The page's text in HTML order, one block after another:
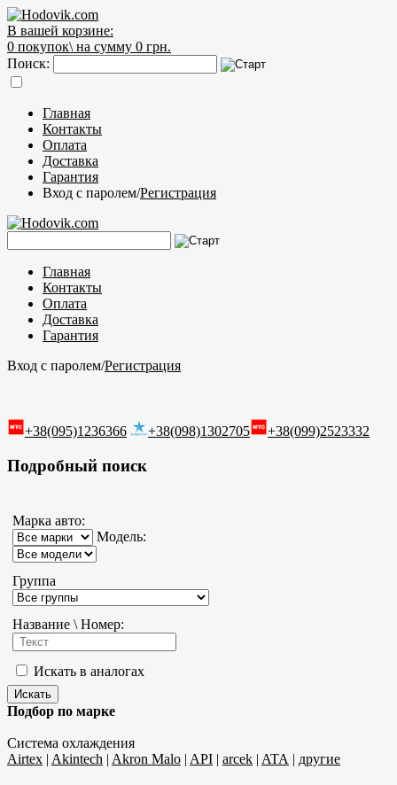
В вашей корзине:
0 покупок\ на сумму 0 грн.
Поиск:
Главная
Контакты
Оплата
Доставка
Гарантия
Вход с паролем/Регистрация
Главная
Контакты
Оплата
Доставка
Гарантия
Вход с паролем/Регистрация
+38(095)1236366 +38(098)1302705 +38(099)2523332
Подробный поиск
Марка авто:
Модель:
Группа
Название \ Номер:
Искать в аналогах
Подбор по марке
Система охлаждения
Airtex | Akintech | Akron Malo | API | arcek | ATA | другие